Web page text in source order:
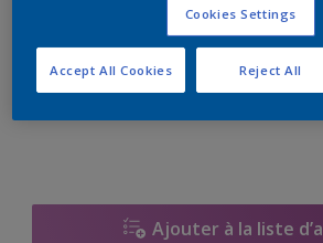
Quantité
Ajouter à la liste
Cookies Settings
Reject All
Accept All Cookies